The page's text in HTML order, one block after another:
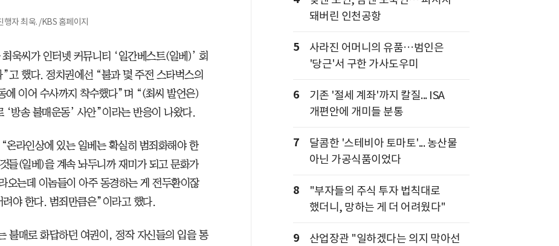
자 최욱. /KBS 홈페이지
욱씨가 인터넷 커뮤니티 ‘일간베스트(일베)’ 회
고 했다. 정치권에선 “불과 몇 주전 스타벅스의
에 이어 수사까지 착수했다”며 “(최씨 발언은)
‘방송 불매운동’ 사안”이라는 반응이 나왔다.
온라인상에 있는 일베는 확실히 범죄화해야 한
들(일베)을 계속 놔두니까 재미가 되고 문화가
오는데 이놈들이 아주 동경하는 게 전두환이잖
야 한다. 범죄만큼은”이라고 했다.
불매로 화답하던 여권이, 정작 자신들의 입을 통
돼버린 인천공항
5
사라진 어머니의 유품…범인은
'당근'서 구한 가사도우미
6
기존 '절세 계좌'까지 칼질... ISA
개편안에 개미들 분통
7
달콤한 '스테비아 토마토'... 농산물
아닌 가공식품이었다
8
"부자들의 주식 투자 법칙대로
했더니, 망하는 게 더 어려웠다"
9
산업장관 "일하겠다는 의지 막아선